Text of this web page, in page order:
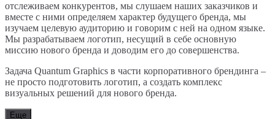
отслеживаем конкурентов, мы слушаем наших заказчиков и
вместе с ними определяем характер будущего бренда, мы
изучаем целевую аудиторию и говорим с ней на одном языке.
Мы разрабатываем логотип, несущий в себе основную
миссию нового бренда и доводим его до совершенства.
Задача Quantum Graphics в части корпоративного брендинга –
не просто подготовить логотип, а создать комплекс
визуальных решений для нового бренда.
Еще